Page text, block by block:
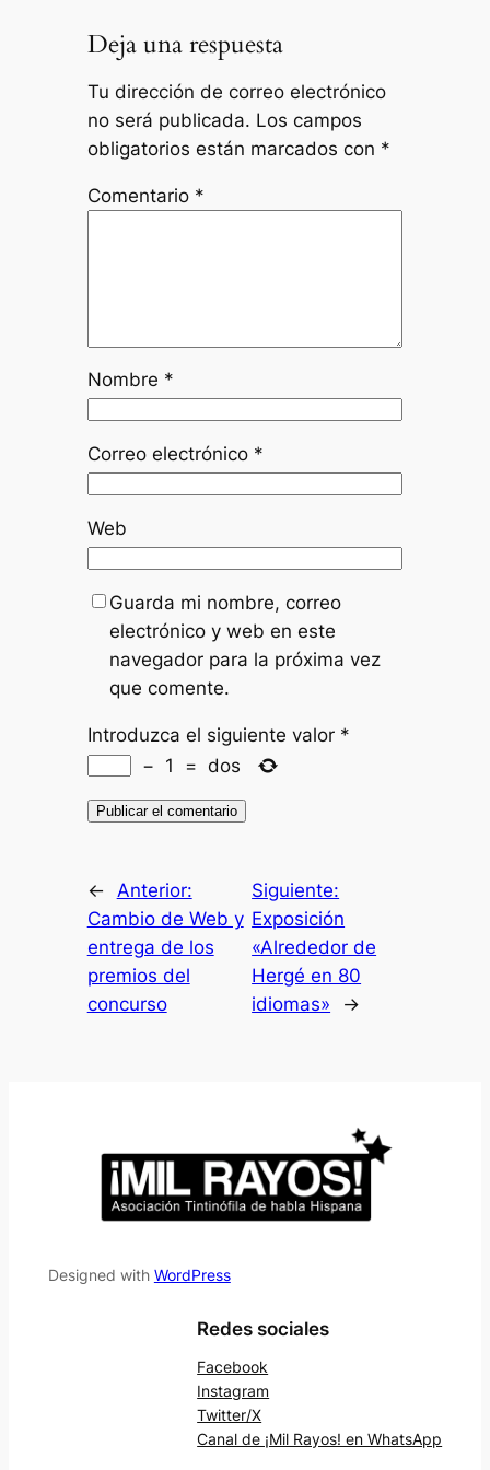
Deja una respuesta
Tu dirección de correo electrónico
no será publicada. Los campos
obligatorios están marcados con *
Comentario *
Nombre *
Correo electrónico *
Web
Guarda mi nombre, correo
electrónico y web en este
navegador para la próxima vez
que comente.
Introduzca el siguiente valor*
− 1 = dos
←
Anterior:
Cambio de Web y
entrega de los
premios del
concurso
Siguiente:
Exposición
«Alrededor de
Hergé en 80
idiomas»
→
Designed with WordPress
Redes sociales
Facebook
Instagram
Twitter/X
Canal de ¡Mil Rayos! en WhatsApp